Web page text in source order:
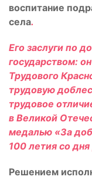
воспитание
села.
Его заслуги по
государством:
Трудового
трудовую
трудовое
в Великой
медалью «За
100 летия со
Решением